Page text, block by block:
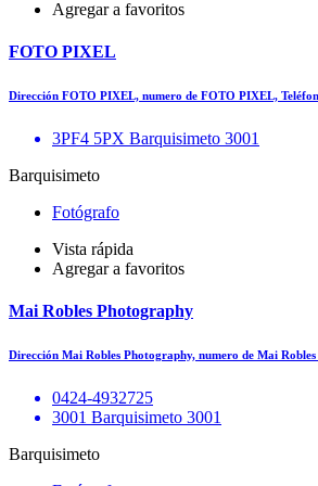
Agregar a favoritos
FOTO PIXEL
Dirección FOTO PIXEL, numero de FOTO PIXEL,
3PF4 5PX Barquisimeto 3001
Barquisimeto
Fotógrafo
Vista rápida
Agregar a favoritos
Mai Robles Photography
Dirección Mai Robles Photography, numero de Mai
0424-4932725
3001 Barquisimeto 3001
Barquisimeto